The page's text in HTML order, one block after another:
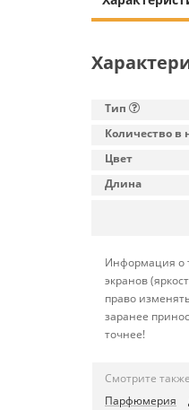
Тип
Количество в
Цвет
Длина
Информация о
экранов
право
заранее
точнее!
Смотрите также
Парфюмерия